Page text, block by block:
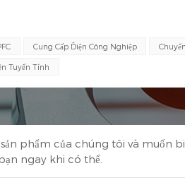
Cung Cấp Điện Công Nghiệp
Tuyến Tính
phẩm của chúng tôi và muốn
ngay khi có thể.